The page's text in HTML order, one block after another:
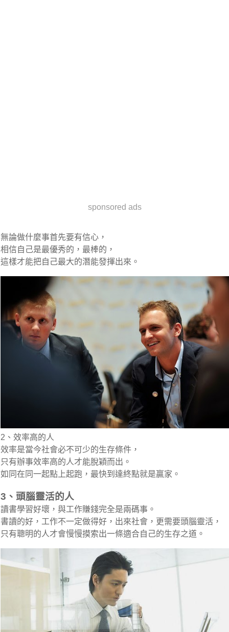
sponsored ads
無論做什麼事首先要有信心，
相信自己是最優秀的，最棒的，
這樣才能把自己最大的潛能發揮出來。
2、效率高的人
效率是當今社會必不可少的生存條件，
只有辦事效率高的人才能脫穎而出。
如同在同一起點上起跑，最快到達終點就是贏家。
3、頭腦靈活的人
讀書學習好壞，與工作賺錢完全是兩碼事。
書讀的好，工作不一定做得好，出來社會，更需要頭腦靈活，
只有聰明的人才會慢慢摸索出一條適合自己的生存之道。